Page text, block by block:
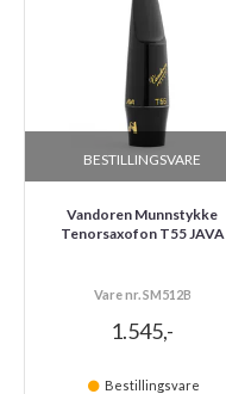
BESTILLINGSVARE
Vandoren Munnstykke
Tenorsaxofon T55 JAVA
Vare nr. SM512B
1.545,-
Bestillingsvare